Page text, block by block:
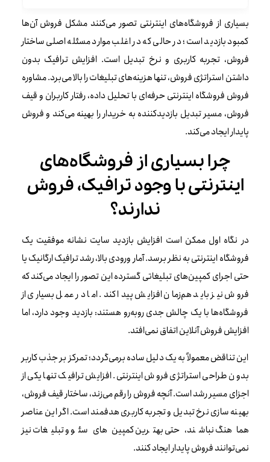
بسیاری از فروشگاه‌های اینترنتی تصور می‌کنند مشکل فروش آن‌ها
کمبود بازدید است؛ در حالی که در اغلب موارد مسئله اصلی ساختار
فروش، تجربه کاربری و نرخ تبدیل است. افزایش ترافیک بدون
داشتن استراتژی فروش، تنها هزینه‌های تبلیغات را بالا می‌برد. مشاوره
فروش فروشگاه اینترنتی حرفه‌ای با تحلیل داده، رفتار کاربران و قیف
فروش، مسیر تبدیل بازدیدکننده به خریدار را بهینه می‌کند و فروش
پایدار ایجاد می‌کند.
چرا بسیاری از فروشگاه‌های
اینترنتی با وجود ترافیک، فروش
ندارند؟
در نگاه اول ممکن است افزایش بازدید سایت نشانه موفقیت یک
فروشگاه اینترنتی به نظر برسد. آمار ورودی بالا، رشد ترافیک ارگانیک یا
حتی اجرای کمپین‌های تبلیغاتی گسترده این تصور را ایجاد می‌کند که
فروش نیز باید هم‌زمان افزایش پیدا کند. اما در عمل بسیاری از
فروشگاه‌ها با یک چالش جدی روبه‌رو هستند: بازدید وجود دارد، اما
افزایش فروش آنلاین اتفاق نمی‌افتد.
این تناقض معمولاً به یک دلیل ساده برمی‌گردد؛ تمرکز بر جذب کاربر
بدون طراحی استراتژی فروش اینترنتی. افزایش ترافیک تنها یکی از
اجزای مسیر رشد است. آنچه فروش را رقم می‌زند، ساختار قیف فروش،
بهینه سازی نرخ تبدیل و تجربه کاربری هدفمند است. اگر این عناصر
هماهنگ نباشند، حتی بهترین کمپین‌های سئو و تبلیغات نیز
نمی‌توانند فروش پایدار ایجاد کنند.